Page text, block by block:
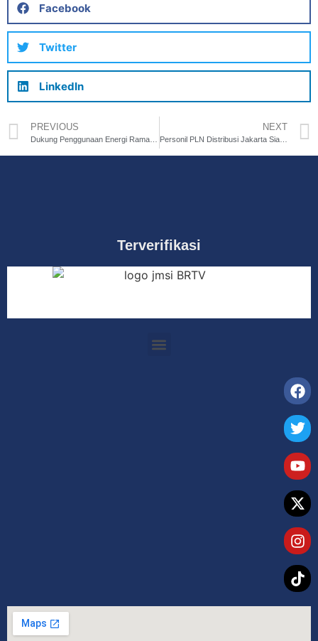
Facebook
Twitter
LinkedIn
PREVIOUS NEXT
Personil PLN Distribusi Jakarta Siap Siaga Amankan Perayaan Idul Adha
Terverifikasi